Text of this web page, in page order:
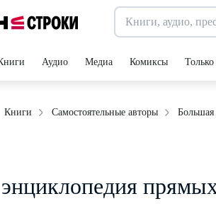
Аудио Медиа Комиксы
Книги Самостоятельные авторы